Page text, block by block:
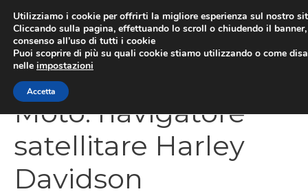
contenuto
Moto: navigatore
satellitare Harley
Davidson
Utilizziamo i cookie per offrirti la migliore esperienza sul nostro
Cliccando sulla pagina, effettuando lo scroll o chiudendo il
consenso all’uso di tutti i cookie
Puoi scoprire di più su quali cookie stiamo utilizzando o come
nelle impostazioni
Accetta